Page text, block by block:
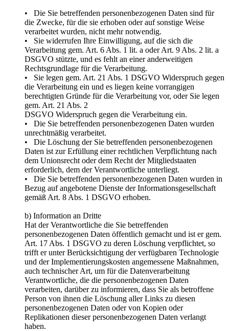
• Die Sie betreffenden personenbezogenen Daten sind für
die Zwecke, für die sie erhoben oder auf sonstige Weise
verarbeitet wurden, nicht mehr notwendig.
• Sie widerrufen Ihre Einwilligung, auf die sich die
Verarbeitung gem. Art. 6 Abs. 1 lit. a oder Art. 9 Abs. 2 lit. a
DSGVO stützte, und es fehlt an einer anderweitigen
Rechtsgrundlage für die Verarbeitung.
• Sie legen gem. Art. 21 Abs. 1 DSGVO Widerspruch gegen
die Verarbeitung ein und es liegen keine vorrangigen
berechtigten Gründe für die Verarbeitung vor, oder Sie legen
gem. Art. 21 Abs. 2
DSGVO Widerspruch gegen die Verarbeitung ein.
• Die Sie betreffenden personenbezogenen Daten wurden
unrechtmäßig verarbeitet.
• Die Löschung der Sie betreffenden personenbezogenen
Daten ist zur Erfüllung einer rechtlichen Verpflichtung nach
dem Unionsrecht oder dem Recht der Mitgliedstaaten
erforderlich, dem der Verantwortliche unterliegt.
• Die Sie betreffenden personenbezogenen Daten wurden in
Bezug auf angebotene Dienste der Informationsgesellschaft
gemäß Art. 8 Abs. 1 DSGVO erhoben.
b) Information an Dritte
Hat der Verantwortliche die Sie betreffenden
personenbezogenen Daten öffentlich gemacht und ist er gem.
Art. 17 Abs. 1 DSGVO zu deren Löschung verpflichtet, so
trifft er unter Berücksichtigung der verfügbaren Technologie
und der Implementierungskosten angemessene Maßnahmen,
auch technischer Art, um für die Datenverarbeitung
Verantwortliche, die die personenbezogenen Daten
verarbeiten, darüber zu informieren, dass Sie als betroffene
Person von ihnen die Löschung aller Links zu diesen
personenbezogenen Daten oder von Kopien oder
Replikationen dieser personenbezogenen Daten verlangt
haben.